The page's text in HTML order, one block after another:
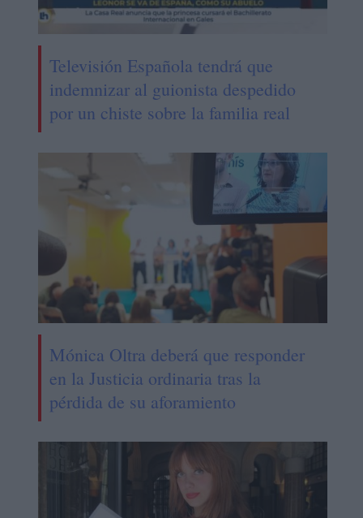
Televisión Española tendrá que
indemnizar al guionista despedido
por un chiste sobre la familia real
Mónica Oltra deberá que responder
en la Justicia ordinaria tras la
pérdida de su aforamiento